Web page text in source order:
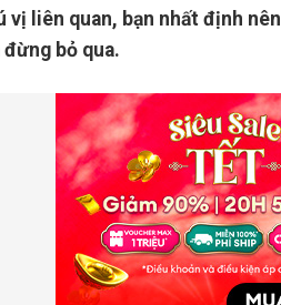
liên quan, bạn nhất định nên
bỏ qua.